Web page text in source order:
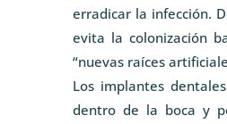
erradicar la infección.
evita la colonización
“nuevas raíces
Los implantes
dentro de la boca y